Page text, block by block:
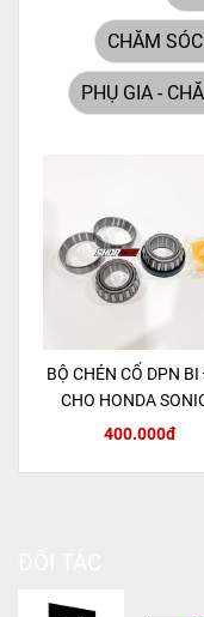
CHĂM
PHỤ GIA -
BỘ CHÉN CỔ DPN
CHO HONDA
MSX 125 /
400.000đ